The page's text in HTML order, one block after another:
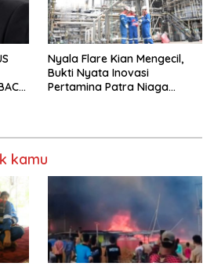
Nyala Flare Kian Mengecil,
Bukti Nyata Inovasi
Pertamina Patra Niaga
kamu